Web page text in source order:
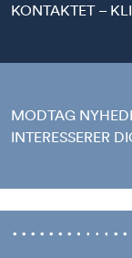
KONTAKTET –
MODTAG
INTERESSERER